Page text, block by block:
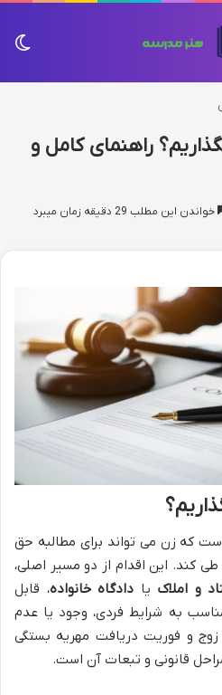
راهنمای کامل و
خواندن این مطلب 29 دقیقه زمان میبرد
که زن می تواند برای مطالبه حق
طی کند. این اقدام از دو مسیر اصلی،
و املاک یا دادگاه خانواده، قابل
به شرایط فردی، وجود یا عدم
و فوریت دریافت مهریه بستگی
قانونی و تبعات آن است.